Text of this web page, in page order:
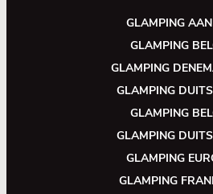
GLAMPING AAN
GLAMPING
GLAMPING
GLAMPING
GLAMPING
GLAMPING
GLAMPING
GLAMPING